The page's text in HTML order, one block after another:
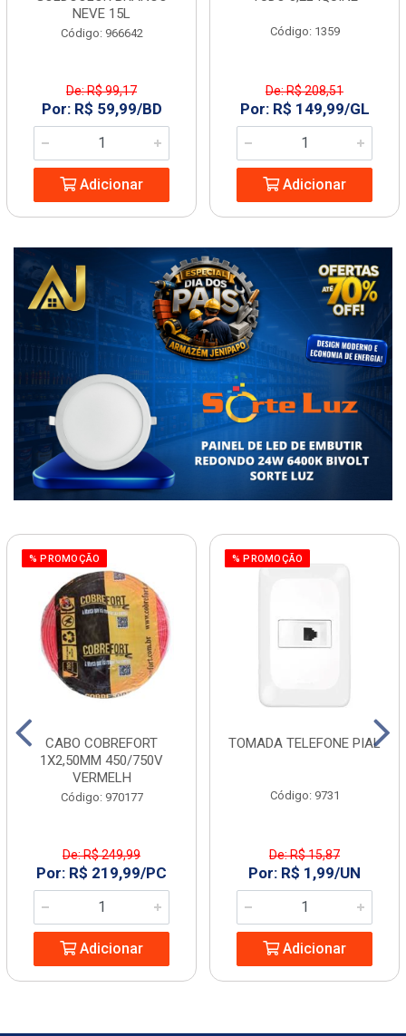
NEVE 15L
Código: 966642
De: R$ 99,17
Por: R$ 59,99/BD
Adicionar
Código: 1359
De: R$ 208,51
Por: R$ 149,99/GL
Adicionar
% PROMOÇÃO
CABO COBREFORT
1X2,50MM 450/750V
VERMELH
Código: 970177
De: R$ 249,99
Por: R$ 219,99/PC
Adicionar
% PROMOÇÃO
TOMADA TELEFONE PIAL
Código: 9731
De: R$ 15,87
Por: R$ 1,99/UN
Adicionar